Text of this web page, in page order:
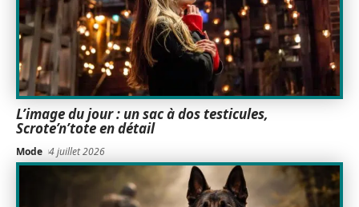
L’image du jour : un sac à dos testicules,
Scrote’n’tote en détail
Mode 4 juillet 2026